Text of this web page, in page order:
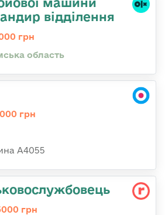
відділення
грн
область
грн
А4055
грн